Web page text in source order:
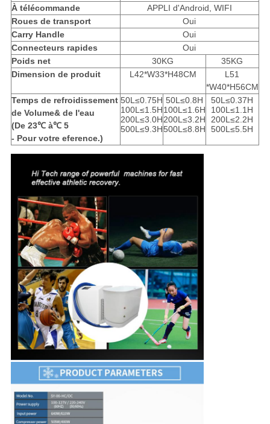
À télécommande
APPLI d'Android, WIFI
Roues de transport
Oui
Carry Handle
Oui
Connecteurs rapides
Oui
Poids net
30KG
35KG
Dimension de produit
L42*W33*H48CM
L51
*W40*H56CM
Temps de refroidissement
de Volume& de l'eau
(De 23℃ à℃5
- Pour votre eference.)
50L≤0.75H
100L≤1.5H
200L≤3.0H
500L≤9.3H
50L≤0.8H
100L≤1.6H
200L≤3.2H
500L≤8.8H
50L≤0.37H
100L≤1.1H
200L≤2.2H
500L≤5.5H